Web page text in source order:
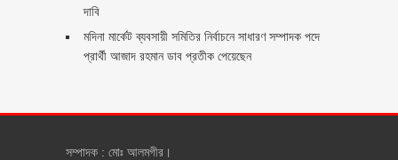
দাবি
মদিনা মার্কেট ব্যবসায়ী সমিতির নির্বাচনে সাধারণ সম্পাদক পদে
প্রার্থী আজাদ রহমান ডাব প্রতীক পেয়েছেন ‎
সম্পাদক : মোঃ আলমগীর।